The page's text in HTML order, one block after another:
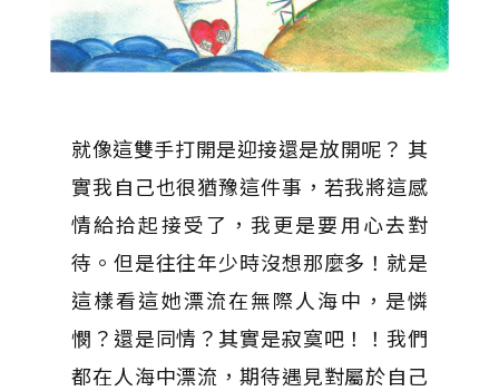
就像這雙手打開是迎接還是放開呢？ 其
實我自己也很猶豫這件事，若我將這感
情給拾起接受了，我更是要用心去對
待。但是往往年少時沒想那麼多！就是
這樣看這她漂流在無際人海中，是憐
憫？還是同情？其實是寂寞吧！！我們
都在人海中漂流，期待遇見對屬於自己